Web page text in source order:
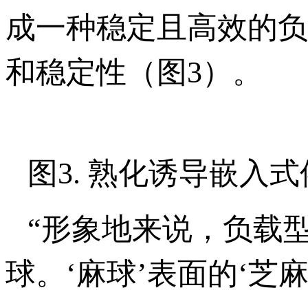
成一种稳定且高效的
和稳定性（图3）。
图3. 熟化诱导嵌入
“形象地来说，负载
球。‘麻球’表面的‘芝